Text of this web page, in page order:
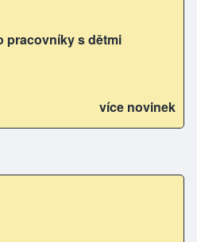
pracovníky s dětmi
více novinek